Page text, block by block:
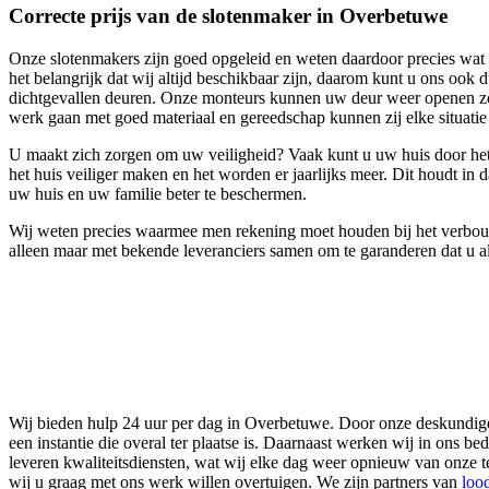
Correcte prijs van de slotenmaker in Overbetuwe
Onze slotenmakers zijn goed opgeleid en weten daardoor precies
het belangrijk dat wij altijd beschikbaar zijn, daarom kunt u ons ook
dichtgevallen deuren. Onze monteurs kunnen uw deur weer openen
werk gaan met goed materiaal en gereedschap kunnen zij elke
U maakt zich zorgen om uw veiligheid? Vaak kunt u uw huis door
het huis veiliger maken en het worden er jaarlijks meer. Dit houdt in
uw huis en uw familie beter te beschermen.
Wij weten precies waarmee men rekening moet houden bij het
alleen maar met bekende leveranciers samen om te garanderen dat
Wij bieden hulp 24 uur per dag in Overbetuwe. Door onze
een instantie die overal ter plaatse is. Daarnaast werken wij in ons
leveren kwaliteitsdiensten, wat wij elke dag weer opnieuw van onze
wij u graag met ons werk willen overtuigen. We zijn partners van